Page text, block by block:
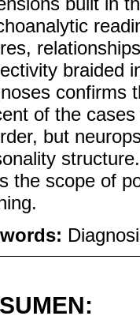
braided
confirms
of the
but
the scope of